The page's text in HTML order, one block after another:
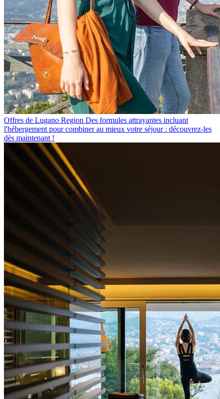
Offres de Lugano Region Des formules attrayantes incluant
l'hébergement pour combiner au mieux votre séjour : découvrez-les
dès maintenant !